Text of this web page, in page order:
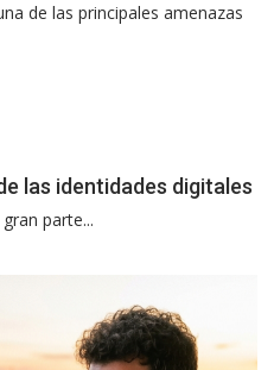
de las principales amenazas
las identidades digitales
parte...